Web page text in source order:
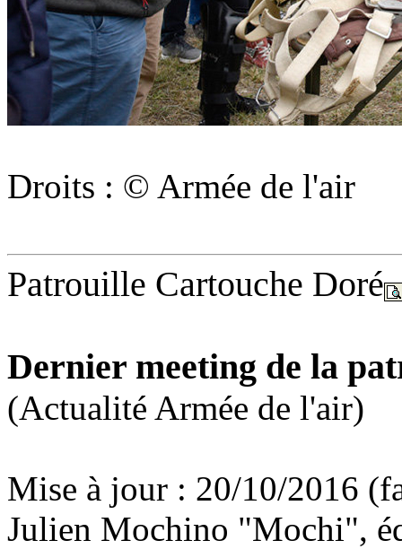
Droits : © Armée de l'air
Patrouille Cartouche Doré
Dernier meeting de la
(Actualité Armée de l'air)
Mise à jour : 20/10/2016
Julien Mochino "Mochi",